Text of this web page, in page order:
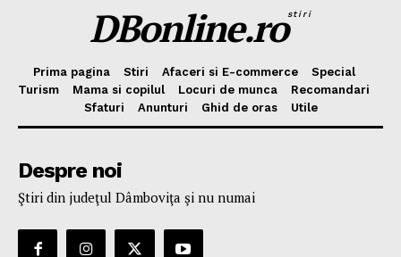
DBonline.rostiri
Prima pagina Stiri Afaceri si E-commerce
Special
Turism
Mama si copilul Locuri de munca
Recomandari
Sfaturi
Anunturi Ghid de oras Utile
Despre noi
Ştiri din judeţul Dâmboviţa şi nu numai